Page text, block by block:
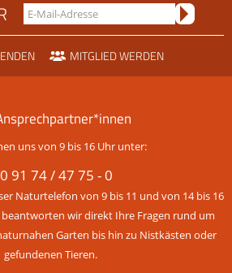
MITGLIED WERDEN
uns von 9 bis 16 Uhr unter:
0 91 74 / 47 75 - 0
Naturtelefon von 9 bis 11 und von 14 bis 16
wir direkt Ihre Fragen rund um
Garten bis hin zu Nistkästen oder
gefundenen Tieren.